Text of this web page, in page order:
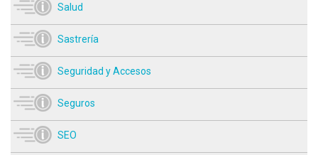
Salud
Sastrería
Seguridad y Accesos
Seguros
SEO